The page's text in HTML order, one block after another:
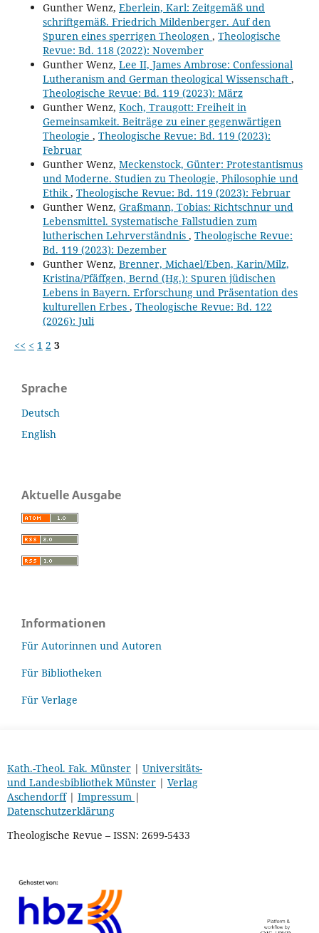
Gunther Wenz, Eberlein, Karl: Zeitgemäß und
schriftgemäß. Friedrich Mildenberger. Auf den
Spuren eines sperrigen Theologen , Theologische
Revue: Bd. 118 (2022): November
Gunther Wenz, Lee II, James Ambrose: Confessional
Lutheranism and German theological Wissenschaft ,
Theologische Revue: Bd. 119 (2023): März
Gunther Wenz, Koch, Traugott: Freiheit in
Gemeinsamkeit. Beiträge zu einer gegenwärtigen
Theologie , Theologische Revue: Bd. 119 (2023):
Februar
Gunther Wenz, Meckenstock, Günter: Protestantismus
und Moderne. Studien zu Theologie, Philosophie und
Ethik, Theologische Revue: Bd. 119 (2023): Februar
Gunther Wenz, Graßmann, Tobias: Richtschnur und
Lebensmittel. Systematische Fallstudien zum
lutherischen Lehrverständnis , Theologische Revue:
Bd. 119 (2023): Dezember
Gunther Wenz, Brenner, Michael/Eben, Karin/Milz,
Kristina/Pfäffgen, Bernd (Hg.): Spuren jüdischen
Lebens in Bayern. Erforschung und Präsentation des
kulturellen Erbes , Theologische Revue: Bd. 122
(2026): Juli
<< < 1 2 3
Sprache
Deutsch
English
Aktuelle Ausgabe
Informationen
Für Autorinnen und Autoren
Für Bibliotheken
Für Verlage
Kath.-Theol. Fak. Münster| Universitäts-
und Landesbibliothek Münster| Verlag
Aschendorff| Impressum |
Datenschutzerklärung
Theologische Revue – ISSN: 2699-5433